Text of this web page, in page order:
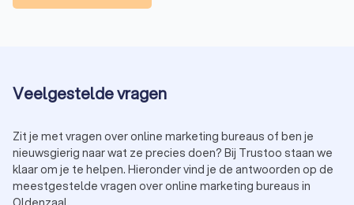
Veelgestelde vragen
Zit je met vragen over online marketing bureaus of ben je
nieuwsgierig naar wat ze precies doen? Bij Trustoo staan we
klaar om je te helpen. Hieronder vind je de antwoorden op de
meestgestelde vragen over online marketing bureaus in